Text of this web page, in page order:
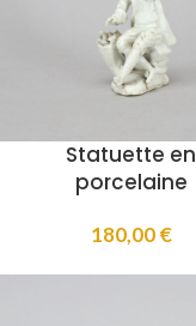
Statuette en
porcelaine
180,00€